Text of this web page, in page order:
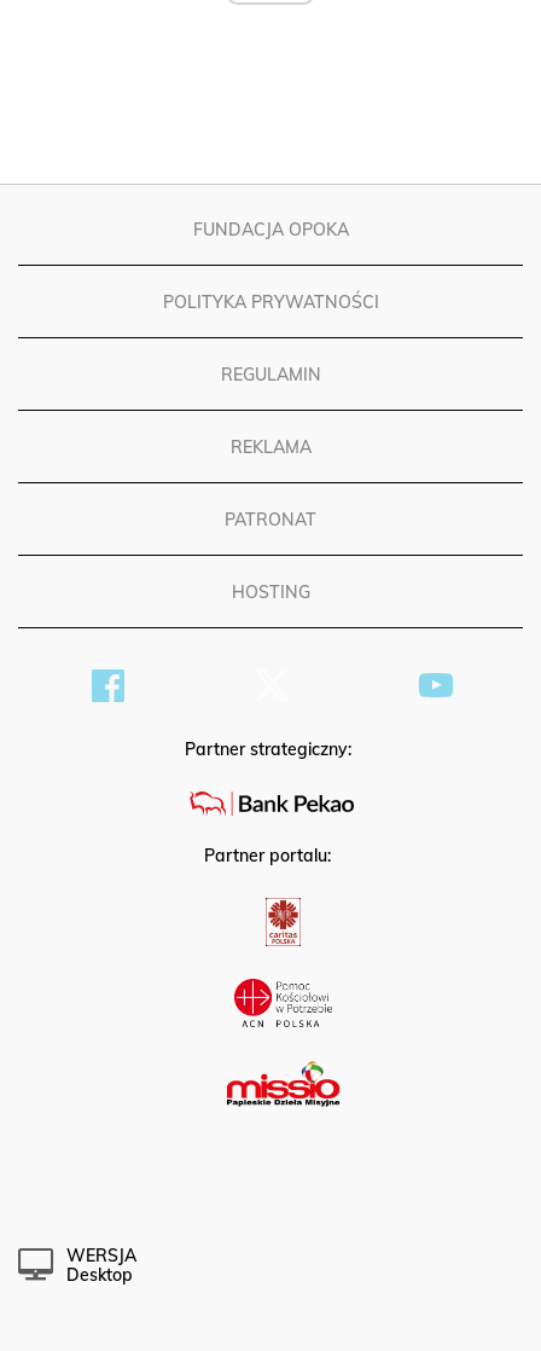
FUNDACJA OPOKA
POLITYKA PRYWATNOŚCI
REGULAMIN
REKLAMA
PATRONAT
HOSTING
Partner strategiczny:
Partner portalu:
WERSJA
Desktop